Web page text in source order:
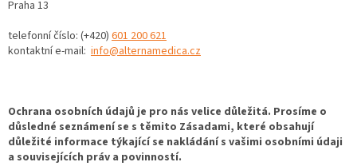
Praha 13
telefonní číslo: (+420) 601 200 621
kontaktní e-mail: info@alternamedica.cz
Ochrana osobních údajů je pro nás velice důležitá. Prosíme o
důsledné seznámení se s těmito Zásadami, které obsahují
důležité informace týkající se nakládání s vašimi osobními údaji
a souvisejících práv a povinností.